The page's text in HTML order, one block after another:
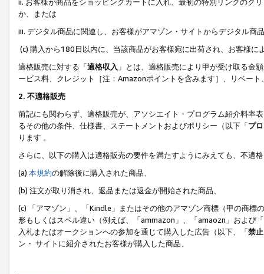
か、または
iii. デジタル商品に関連し、お客様がアマゾン・サイトからデジタル
(c) 購入から180日以内に、当該商品がお客様宛に出荷され、お客様
適格販売に対する「適格収入 」とは、適格販売により甲が受け取る金
ービス料、クレジット［注：Amazonポイントを含みます］、リベー
2. 不適格販売
前記にも関わらず、適格販売が、アソシエイト・プログラム紹介料率
るその他の条件、仕様書、ステートメントおよびポリシー（以下「プ
ります 。
さらに、以下の購入は適格販売の要件を満たすようにみえても、不適
(a) 本規約の解除後に購入された商品、
(b) 注文が取り消され、返品または返金が開始された商品、
(c) 「アマゾン」、「Kindle」またはその他のアマゾン商標（甲の商
形もしくはスペル違い（例えば、「ammazon」、「amaozn」および
入札またはオークションへの参加を通じて購入した広告（以下、「禁
ン・ サイトに紹介されたお客様が購入した商品、